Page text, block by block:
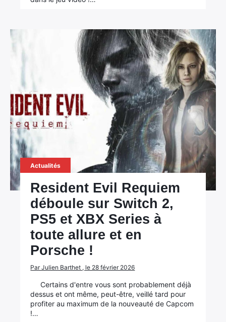
Actualités
Resident Evil Requiem
déboule sur Switch 2,
PS5 et XBX Series à
toute allure et en
Porsche !
Par Julien Barthet , le 28 février 2026
Certains d'entre vous sont probablement déjà
dessus et ont même, peut-être, veillé tard pour
profiter au maximum de la nouveauté de Capcom
!…